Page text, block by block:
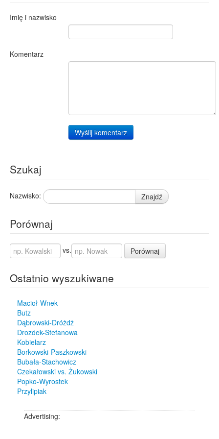
Imię i nazwisko
Komentarz
Wyślij komentarz
Szukaj
Nazwisko: Znajdź
Porównaj
vs. Porównaj
Ostatnio wyszukiwane
Macioł-Wnek
Butz
Dąbrowski-Dróżdż
Drozdek-Stefanowa
Kobielarz
Borkowski-Paszkowski
Bubała-Stachowicz
Czekałowski vs. Żukowski
Popko-Wyrostek
Przylipiak
Advertising: